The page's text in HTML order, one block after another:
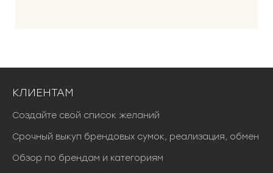
КЛИЕНТАМ
Создайте свой список желаний
Срочный выкуп брендовых сумок, реализация, обмен
Обзор по брендам и категориям